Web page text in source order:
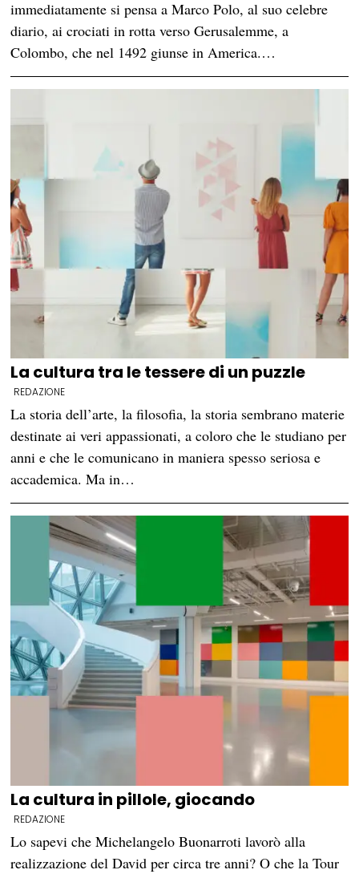
immediatamente si pensa a Marco Polo, al suo celebre
diario, ai crociati in rotta verso Gerusalemme, a
Colombo, che nel 1492 giunse in America.…
La cultura tra le tessere di un puzzle
REDAZIONE
La storia dell’arte, la filosofia, la storia sembrano materie
destinate ai veri appassionati, a coloro che le studiano per
anni e che le comunicano in maniera spesso seriosa e
accademica. Ma in…
La cultura in pillole, giocando
REDAZIONE
Lo sapevi che Michelangelo Buonarroti lavorò alla
realizzazione del David per circa tre anni? O che la Tour